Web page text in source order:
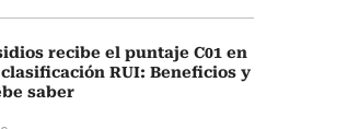
recibe el puntaje C01 en
RUI: Beneficios y
saber